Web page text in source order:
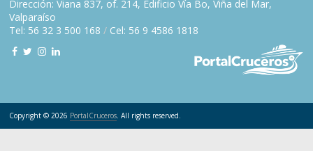
Dirección: Viana 837, of. 214, Edificio Vía Bo, Viña del Mar,
Valparaíso
Tel: 56 32 3 500 168 / Cel: 56 9 4586 1818
Copyright © 2026 PortalCruceros. All rights reserved.